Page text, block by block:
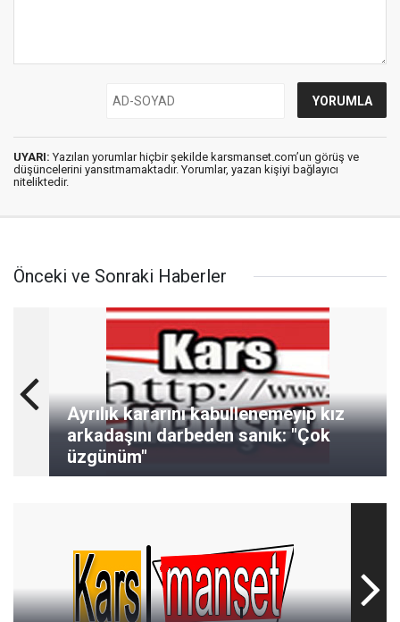
UYARI: Yazılan yorumlar hiçbir şekilde karsmanset.com’un görüş ve
düşüncelerini yansıtmamaktadır. Yorumlar, yazan kişiyi bağlayıcı
niteliktedir.
Önceki ve Sonraki Haberler
Ayrılık kararını kabullenemeyip kız
arkadaşını darbeden sanık: "Çok
üzgünüm"